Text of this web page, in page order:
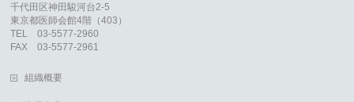
千代田区神田駿河台2-5
東京都医師会館4階（403）
TEL 03-5577-2960
FAX 03-5577-2961
組織概要